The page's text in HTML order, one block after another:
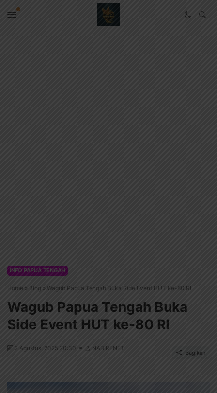
INFO PAPUA TENGAH
Home » Blog » Wagub Papua Tengah Buka Side Event HUT ke-80 RI
Wagub Papua Tengah Buka
Side Event HUT ke-80 RI
2 Agustus, 2025 20:30 NABIRENET
Bagikan